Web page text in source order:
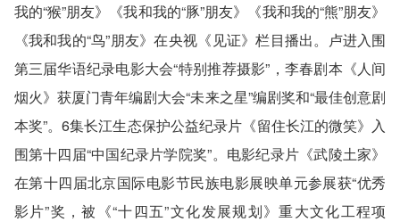
我的“猴”朋友》《我和我的“豚”朋友》《我和我的“熊”朋友》
《我和我的“鸟”朋友》在央视《见证》栏目播出。卢进入围
第三届华语纪录电影大会“特别推荐摄影”，李春剧本《人间
烟火》获厦门青年编剧大会“未来之星”编剧奖和“最佳创意剧
本奖”。6集长江生态保护公益纪录片《留住长江的微笑》入
围第十四届“中国纪录片学院奖”。电影纪录片《武陵土家》
在第十四届北京国际电影节民族电影展映单元参展获“优秀
影片”奖，被《“十四五”文化发展规划》重大文化工程项